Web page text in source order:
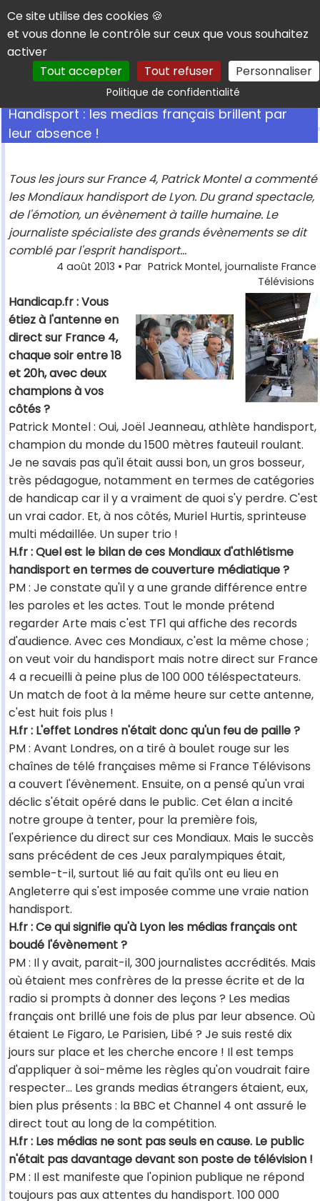
Panneau de gestion des cookies
Ce site utilise des cookies 🍪
et vous donne le contrôle sur ceux que vous souhaitez
activer
Tout accepter
Tout refuser Personnaliser
Politique de confidentialitéRechercher
Handisport : les medias français brillent par
leur absence !
Tous les jours sur France 4, Patrick Montel a commenté
les Mondiaux handisport de Lyon. Du grand spectacle,
de l'émotion, un évènement à taille humaine. Le
journaliste spécialiste des grands évènements se dit
comblé par l'esprit handisport...
4 août 2013 • Par Patrick Montel, journaliste France
Télévisions
Handicap.fr : Vous
étiez à l'antenne en
direct sur France 4,
chaque soir entre 18
et 20h, avec deux
champions à vos
côtés ?
Patrick Montel : Oui, Joël Jeanneau, athlète handisport,
champion du monde du 1500 mètres fauteuil roulant.
Je ne savais pas qu'il était aussi bon, un gros bosseur,
très pédagogue, notamment en termes de catégories
de handicap car il y a vraiment de quoi s'y perdre. C'est
un vrai cador. Et, à nos côtés, Muriel Hurtis, sprinteuse
multi médaillée. Un super trio !
H.fr : Quel est le bilan de ces Mondiaux d'athlétisme
handisport en termes de couverture médiatique ?
PM : Je constate qu'il y a une grande différence entre
les paroles et les actes. Tout le monde prétend
regarder Arte mais c'est TF1 qui affiche des records
d'audience. Avec ces Mondiaux, c'est la même chose ;
on veut voir du handisport mais notre direct sur France
4 a recueilli à peine plus de 100 000 téléspectateurs.
Un match de foot à la même heure sur cette antenne,
c'est huit fois plus !
H.fr : L'effet Londres n'était donc qu'un feu de paille ?
PM : Avant Londres, on a tiré à boulet rouge sur les
chaînes de télé françaises même si France Télévisons
a couvert l'évènement. Ensuite, on a pensé qu'un vrai
déclic s'était opéré dans le public. Cet élan a incité
notre groupe à tenter, pour la première fois,
l'expérience du direct sur ces Mondiaux. Mais le succès
sans précédent de ces Jeux paralympiques était,
semble-t-il, surtout lié au fait qu'ils ont eu lieu en
Angleterre qui s'est imposée comme une vraie nation
handisport.
H.fr : Ce qui signifie qu'à Lyon les médias français ont
boudé l'évènement ?
PM : Il y avait, parait-il, 300 journalistes accrédités. Mais
où étaient mes confrères de la presse écrite et de la
radio si prompts à donner des leçons ? Les medias
français ont brillé une fois de plus par leur absence. Où
étaient Le Figaro, Le Parisien, Libé ? Je suis resté dix
jours sur place et les cherche encore ! Il est temps
d'appliquer à soi-même les règles qu'on voudrait faire
respecter... Les grands medias étrangers étaient, eux,
bien plus présents : la BBC et Channel 4 ont assuré le
direct tout au long de la compétition.
H.fr : Les médias ne sont pas seuls en cause. Le public
n'était pas davantage devant son poste de télévision !
PM : Il est manifeste que l'opinion publique ne répond
toujours pas aux attentes du handisport. 100 000